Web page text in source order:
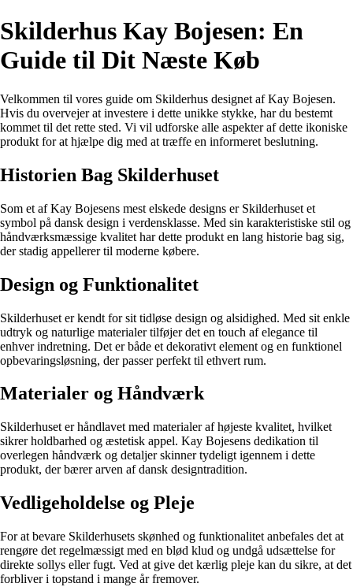
Skilderhus Kay Bojesen: En
Guide til Dit Næste Køb
Velkommen til vores guide om Skilderhus designet af Kay Bojesen.
Hvis du overvejer at investere i dette unikke stykke, har du bestemt
kommet til det rette sted. Vi vil udforske alle aspekter af dette ikoniske
produkt for at hjælpe dig med at træffe en informeret beslutning.
Historien Bag Skilderhuset
Som et af Kay Bojesens mest elskede designs er Skilderhuset et
symbol på dansk design i verdensklasse. Med sin karakteristiske stil og
håndværksmæssige kvalitet har dette produkt en lang historie bag sig,
der stadig appellerer til moderne købere.
Design og Funktionalitet
Skilderhuset er kendt for sit tidløse design og alsidighed. Med sit enkle
udtryk og naturlige materialer tilføjer det en touch af elegance til
enhver indretning. Det er både et dekorativt element og en funktionel
opbevaringsløsning, der passer perfekt til ethvert rum.
Materialer og Håndværk
Skilderhuset er håndlavet med materialer af højeste kvalitet, hvilket
sikrer holdbarhed og æstetisk appel. Kay Bojesens dedikation til
overlegen håndværk og detaljer skinner tydeligt igennem i dette
produkt, der bærer arven af dansk designtradition.
Vedligeholdelse og Pleje
For at bevare Skilderhusets skønhed og funktionalitet anbefales det at
rengøre det regelmæssigt med en blød klud og undgå udsættelse for
direkte sollys eller fugt. Ved at give det kærlig pleje kan du sikre, at det
forbliver i topstand i mange år fremover.